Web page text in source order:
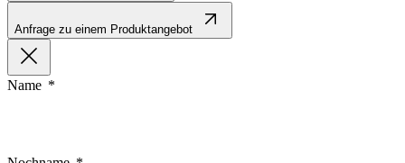
Anfrage zu einem Produktangebot
Name